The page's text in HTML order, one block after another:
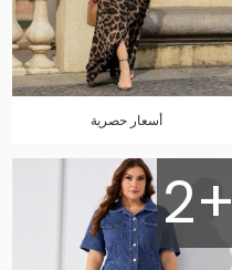
أسعار حصرية
2+